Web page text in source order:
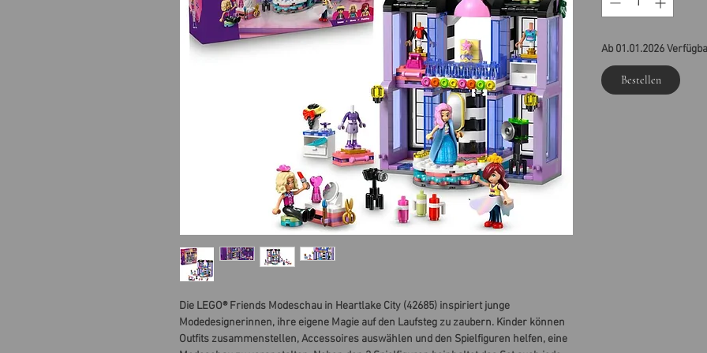
Die LEGO® Friends Modeschau in Heartlake City (42685) inspiriert junge
Modedesignerinnen, ihre eigene Magie auf den Laufsteg zu zaubern. Kinder können
Outfits zusammenstellen, Accessoires auswählen und den Spielfiguren helfen, eine
Ab 01.01.2026
Bestellen